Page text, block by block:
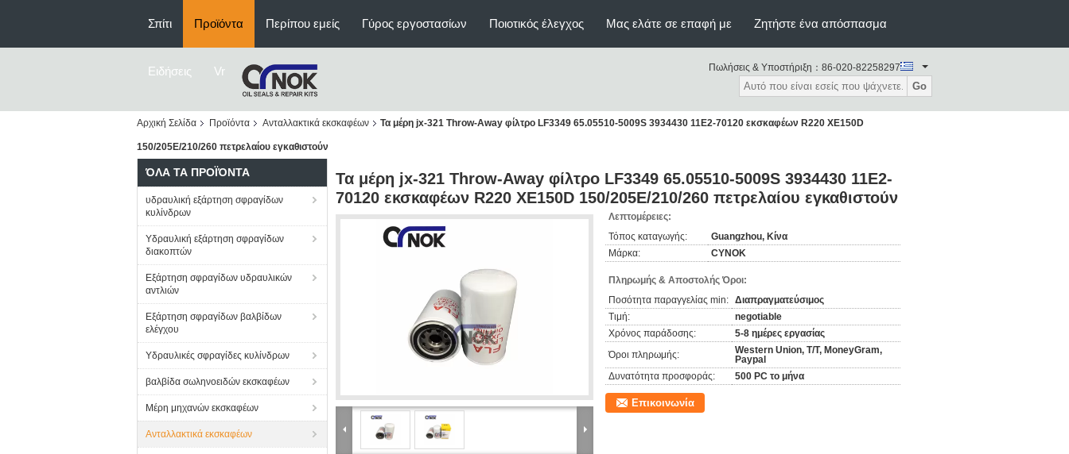
Σπίτι Προϊόντα Περίπου εμείς Γύρος εργοστασίων Ποιοτικός έλεγχος Μας ελάτε σε επαφή με Ζητήστε ένα απόσπασμα
Ειδήσεις Vr Πωλήσεις & Υποστήριξη： 86-020-82258297
Go
Αρχική Σελίδα Προϊόντα Ανταλλακτικά εκσκαφέων Τα μέρη jx-321 Throw-Away φίλτρο LF3349 65.05510-5009S 3934430 11E2-70120 εκσκαφέων R220 XE150D
150/205E/210/260 πετρελαίου εγκαθιστούν
ΌΛΑ ΤΑ ΠΡΟΪΌΝΤΑ
υδραυλική εξάρτηση σφραγίδων
κυλίνδρων
Υδραυλική εξάρτηση σφραγίδων
διακοπτών
Εξάρτηση σφραγίδων υδραυλικών
αντλιών
Εξάρτηση σφραγίδων βαλβίδων
ελέγχου
Υδραυλικές σφραγίδες κυλίνδρων
βαλβίδα σωληνοειδών εκσκαφέων
Μέρη μηχανών εκσκαφέων
Ανταλλακτικά εκσκαφέων
Τα μέρη jx-321 Throw-Away φίλτρο LF3349 65.05510-5009S 3934430 11E2-
70120 εκσκαφέων R220 XE150D 150/205E/210/260 πετρελαίου εγκαθιστούν
Λεπτομέρειες:
Τόπος καταγωγής:
Guangzhou, Κίνα
Μάρκα:
CYNOK
Πληρωμής & Αποστολής Όροι:
Ποσότητα παραγγελίας min: Διαπραγματεύσιμος
Τιμή:
negotiable
Χρόνος παράδοσης:
5-8 ημέρες εργασίας
Όροι πληρωμής:
Western Union, T/T, MoneyGram,
Paypal
Δυνατότητα προσφοράς:
500 PC το μήνα
Επικοινωνία